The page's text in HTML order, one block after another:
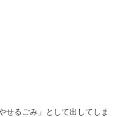
せるごみ」として出してしま